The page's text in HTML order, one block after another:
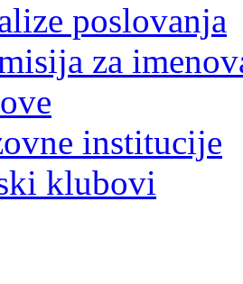
poslovanja
za
institucije
klubovi